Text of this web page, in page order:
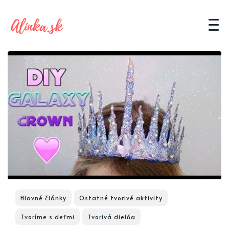
Hlavné články Ostatné tvorivé aktivity
Tvoríme s deťmi Tvorivá dielňa